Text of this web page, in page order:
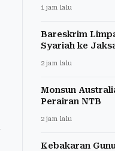
1 jam lalu
Bareskrim
Syariah ke
2 jam lalu
Monsun
Perairan NTB
2 jam lalu
Kebakaran